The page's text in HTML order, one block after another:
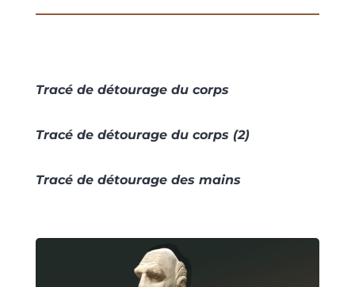
Tracé de détourage du corps
Tracé de détourage du corps (2)
Tracé de détourage des mains